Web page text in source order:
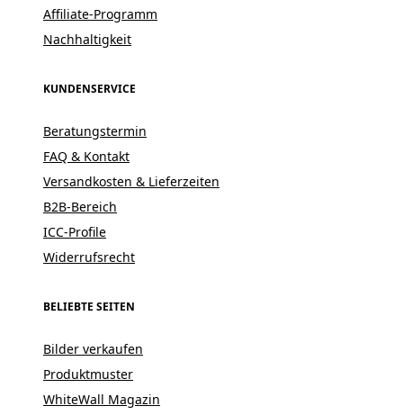
Affiliate-Programm
Nachhaltigkeit
KUNDENSERVICE
Beratungstermin
FAQ & Kontakt
Versandkosten & Lieferzeiten
B2B-Bereich
ICC-Profile
Widerrufsrecht
BELIEBTE SEITEN
Bilder verkaufen
Produktmuster
WhiteWall Magazin